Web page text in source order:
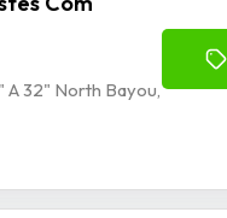
32" North Bayou,